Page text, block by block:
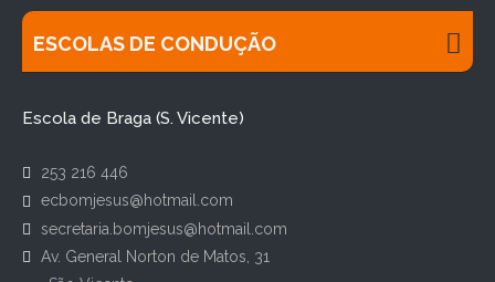
ESCOLAS DE CONDUÇÃO
Escola de Braga (S. Vicente)
253 216 446
ecbomjesus@hotmail.com
secretaria.bomjesus@hotmail.com
Av. General Norton de Matos, 31